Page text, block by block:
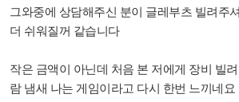
그와중에 상담해주신 분이 글레부츠 빌려주
더 쉬워질꺼 같습니다
작은 금액이 아닌데 처음 본 저에게 장비 빌
람 냄새 나는 게임이라고 다시 한번 느끼네요